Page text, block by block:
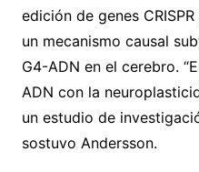
edición de genes
un mecanismo causal
G4-ADN en el cerebro.
ADN con la
un estudio de
sostuvo Andersson.